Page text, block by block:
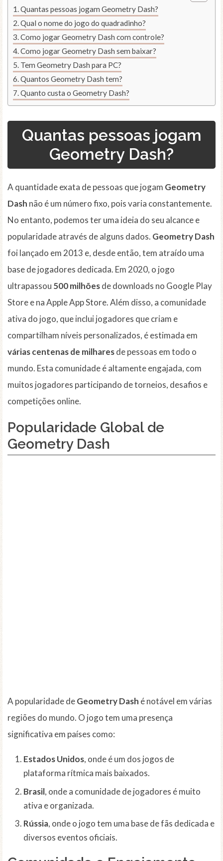
Quantas pessoas jogam Geometry Dash?
Qual o nome do jogo do quadradinho?
Como jogar Geometry Dash com controle?
Como jogar Geometry Dash sem baixar?
Tem Geometry Dash para PC?
Quantos Geometry Dash tem?
Quanto custa o Geometry Dash?
Quantas pessoas jogam
Geometry Dash?
A quantidade exata de pessoas que jogam Geometry
Dash não é um número fixo, pois varia constantemente.
No entanto, podemos ter uma ideia do seu alcance e
popularidade através de alguns dados. Geometry Dash
foi lançado em 2013 e, desde então, tem atraído uma
base de jogadores dedicada. Em 2020, o jogo
ultrapassou 500 milhõesde downloads no Google Play
Store e na Apple App Store. Além disso, a comunidade
ativa do jogo, que inclui jogadores que criam e
compartilham níveis personalizados, é estimada em
várias centenas de milharesde pessoas em todo o
mundo. Esta comunidade é altamente engajada, com
muitos jogadores participando de torneios, desafios e
competições online.
Popularidade Global de
Geometry Dash
A popularidade deGeometry Dash é notável em várias
regiões do mundo. O jogo tem uma presença
significativa em países como:
Estados Unidos, onde é um dos jogos de
plataforma rítmica mais baixados.
Brasil, onde a comunidade de jogadores é muito
ativa e organizada.
Rússia, onde o jogo tem uma base de fãs dedicada e
diversos eventos oficiais.